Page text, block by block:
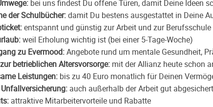
bei uns findest Du offene Türen, damit Deine Ideen
der Schulbücher:damit Du bestens ausgestattet in Deine
entspannt und günstig zur Arbeit und zur
weil Erholung wichtig ist (bei einer 5-Tage-Woche)
zu Evermood:Angebote rund um mentale Gesundheit,
betrieblichen Altersvorsorge: mit der Allianz heute schon
Leistungen: bis zu 40 Euro monatlich für Deinen
auch außerhalb der Arbeit gut abgesichert
attraktive Mitarbeitervorteile und Rabatte